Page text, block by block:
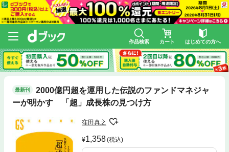
作品検索 カート はじめての方へ
最新刊
2000億円超を運用した伝説のファンドマネジャ
ーが明かす 「超」成長株の見つけ方
窪田真之
1,358(税込)